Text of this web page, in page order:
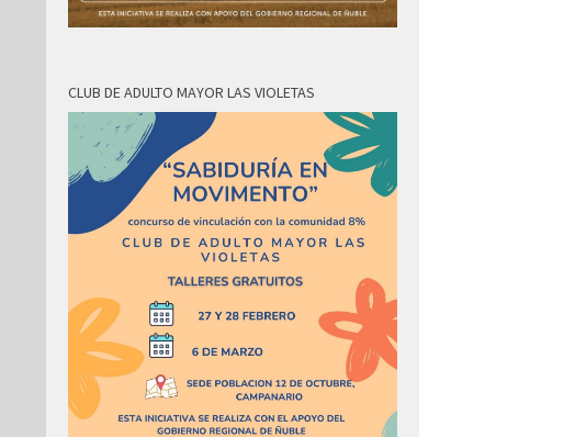
CLUB DE ADULTO MAYOR LAS VIOLETAS